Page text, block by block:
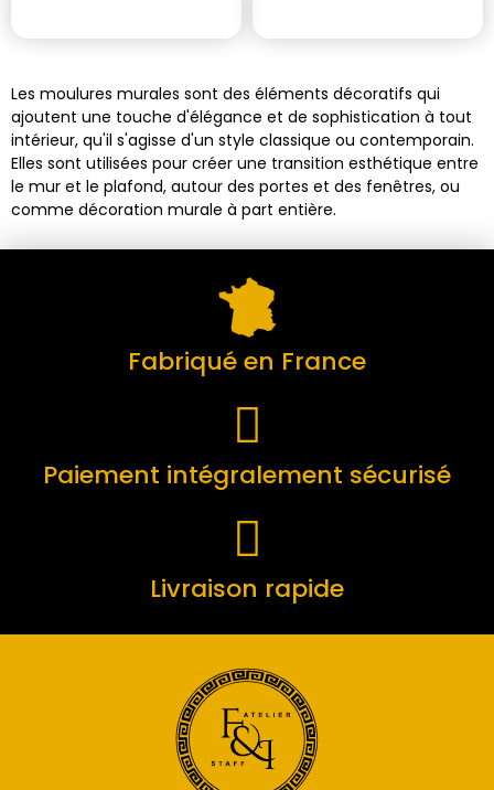
Les moulures murales sont des éléments décoratifs qui
ajoutent une touche d'élégance et de sophistication à tout
intérieur, qu'il s'agisse d'un style classique ou contemporain.
Elles sont utilisées pour créer une transition esthétique entre
le mur et le plafond, autour des portes et des fenêtres, ou
comme décoration murale à part entière.
Fabriqué en France
Paiement intégralement sécurisé
Livraison rapide